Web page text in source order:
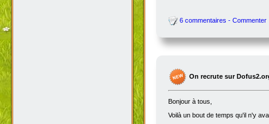
6 commentaires - Commenter
On recrute sur
Bonjour à tous,
Voilà un bout de temps qu'il n'y